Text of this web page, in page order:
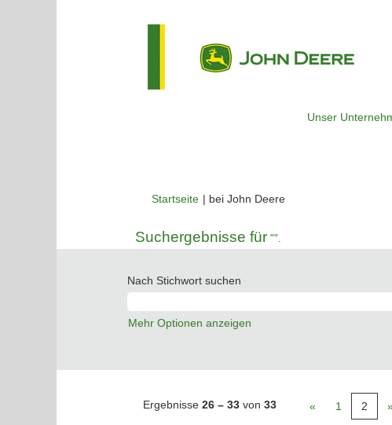
Unser
Startseite | bei John Deere(aktuelle
Suchergebnisse für "".
Nach Stichwort suchen
Mehr Optionen anzeigen
Ergebnisse 26 – 33 von 33 « 1 2